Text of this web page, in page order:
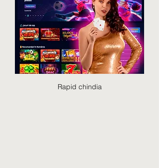
Rapid chindia